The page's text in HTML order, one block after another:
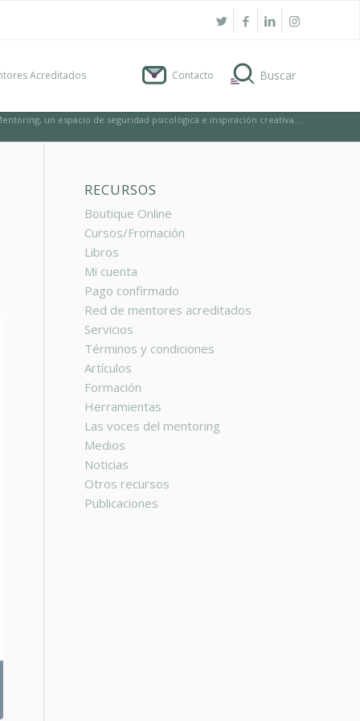
Acreditados Contacto
un espacio de seguridad psicológica e inspiración creativa....
RECURSOS
Boutique Online
Cursos/Fromación
Libros
Mi cuenta
Pago confirmado
Red de mentores acreditados
Servicios
Términos y condiciones
Artículos
Formación
Herramientas
Las voces del mentoring
Medios
Noticias
Otros recursos
Publicaciones